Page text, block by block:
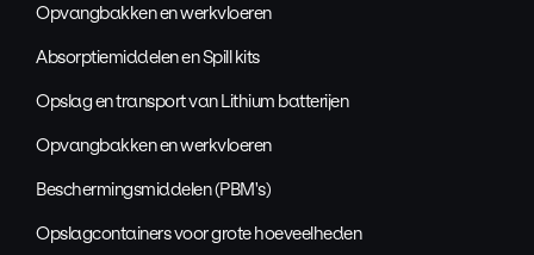
Opvangbakken en werkvloeren
Absorptiemiddelen en Spill kits
Opslag en transport van Lithium batterijen
Opvangbakken en werkvloeren
Beschermingsmiddelen (PBM's)
Opslagcontainers voor grote hoeveelheden